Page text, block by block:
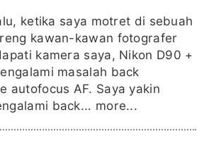
ketika saya motret di sebuah
kawan-kawan fotografer
kamera saya, Nikon D90 +
masalah back
autofocus AF. Saya yakin
back... more...